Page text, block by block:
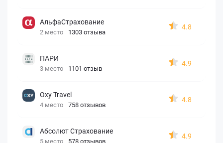
АльфаСтрахование
2 место 1303 отзыва
4.8
ПАРИ
3 место 1101 отзыв
4.9
Oxy Travel
4 место 758 отзывов
4.8
Абсолют Страхование
5 место 578 отзывов
4.9